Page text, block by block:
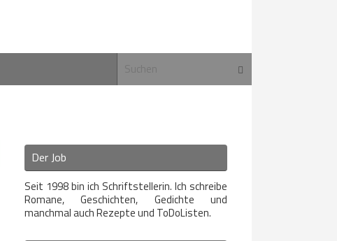
Suchen
Der Job
Seit 1998 bin ich Schriftstellerin. Ich schreibe
Romane, Geschichten, Gedichte und
manchmal auch Rezepte und ToDoListen.